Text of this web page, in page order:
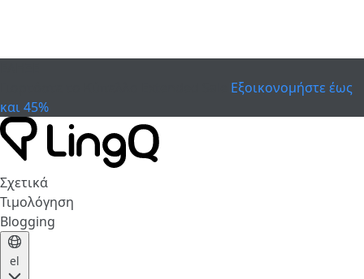
Εξοικονομήστε έως
και 45%
Σχετικά
Τιμολόγηση
Blogging
el